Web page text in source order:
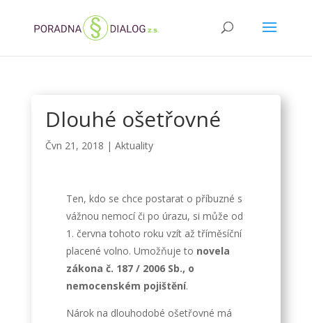
Dlouhé ošetřovné
Čvn 21, 2018 | Aktuality
Ten, kdo se chce postarat o příbuzné s
vážnou nemocí či po úrazu, si může od
1. června tohoto roku vzít až tříměsíční
placené volno. Umožňuje to novela
zákona č. 187 / 2006 Sb., o
nemocenském pojištění.
Nárok na dlouhodobé ošetřovné má